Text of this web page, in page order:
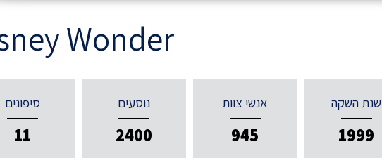
Wonder
שנת השקה
1999
אנשי צוות
945
נוסעים
2400
סיפונים
11